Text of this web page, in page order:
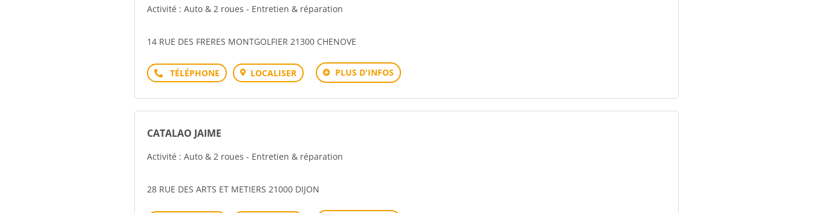
Activité : Auto & 2 roues - Entretien & réparation
14 RUE DES FRERES MONTGOLFIER 21300 CHENOVE
Téléphone LOCALISER PLUS D'INFOS
CATALAO JAIME
Activité : Auto & 2 roues - Entretien & réparation
28 RUE DES ARTS ET METIERS 21000 DIJON